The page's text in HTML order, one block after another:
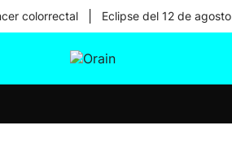
colorrectal Eclipse del 12 de agosto